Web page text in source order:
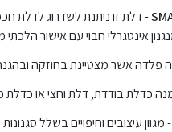
- דלת זו ניתנת לשדרוג לדלת
אינטגרלי חבוי עם אישור הלכתי
פלדה אשר מצטיינת בחוזקה
כדלת בודדת, דלת וחצי או כדלת
- מגוון עיצובים וחיפויים בשלל סגנונות